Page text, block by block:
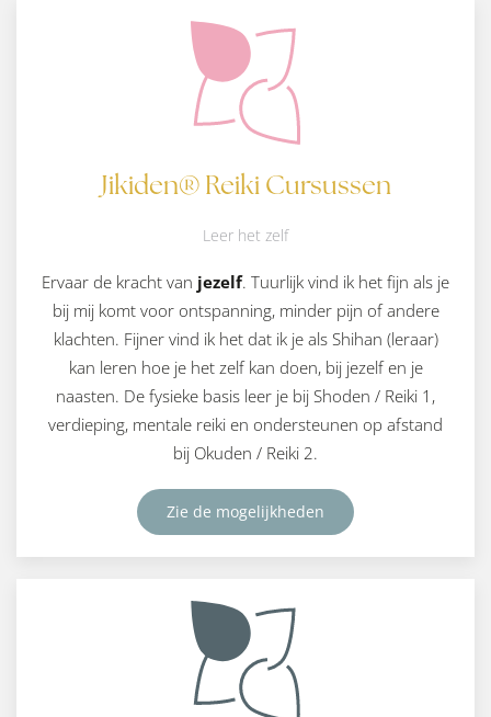
Jikiden® Reiki Cursussen
Leer het zelf
Ervaar de kracht van jezelf. Tuurlijk vind ik het fijn als je
bij mij komt voor ontspanning, minder pijn of andere
klachten. Fijner vind ik het dat ik je als Shihan (leraar)
kan leren hoe je het zelf kan doen, bij jezelf en je
naasten. De fysieke basis leer je bij Shoden / Reiki 1,
verdieping, mentale reiki en ondersteunen op afstand
bij Okuden / Reiki 2.
Zie de mogelijkheden